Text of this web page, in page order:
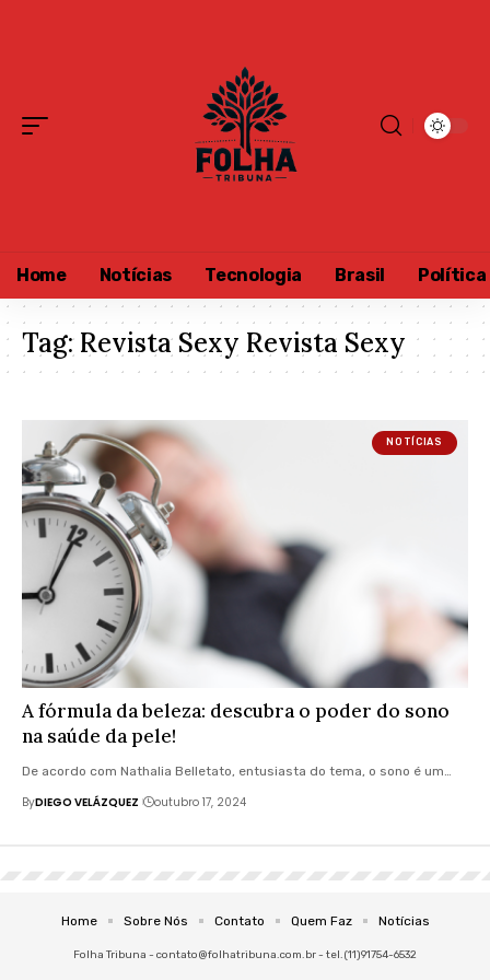
Home Notícias Tecnologia Brasil Política
Tag:Revista Sexy Revista Sexy
NOTÍCIAS
A fórmula da beleza: descubra o poder do sono
na saúde da pele!
De acordo com Nathalia Belletato, entusiasta do tema, o sono é um…
ByDIEGO VELÁZQUEZ outubro 17, 2024
Folha Tribuna - contato@folhatribuna.com.br- tel.(11)91754-6532
Home Sobre Nós Contato Quem Faz Notícias